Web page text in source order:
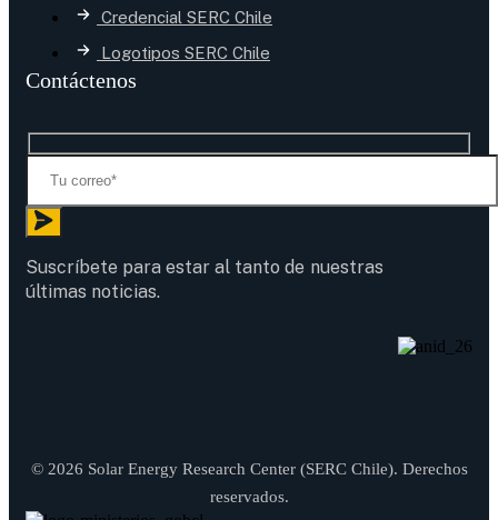
Credencial SERC Chile
Logotipos SERC Chile
Contáctenos
Suscríbete para estar al tanto de nuestras
últimas noticias.
© 2026 Solar Energy Research Center (SERC Chile). Derechos
reservados.